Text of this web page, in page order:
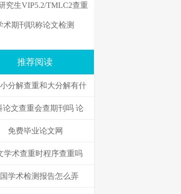
究生VIP5.2/TMLC2查重
术期刊职称论文检测
推荐阅读
分解查重和大分解有什
论文查重会查期刊吗 论
免费毕业论文网
学术查重时程序查重吗
学术检测报告怎么弄